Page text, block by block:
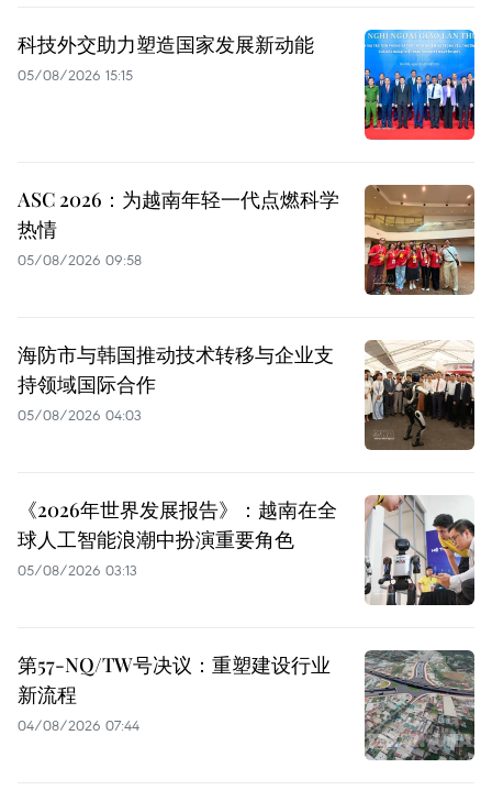
科技外交助力塑造国家发展新动能
05/08/2026 15:15
ASC 2026：为越南年轻一代点燃科学
热情
05/08/2026 09:58
海防市与韩国推动技术转移与企业支
持领域国际合作
05/08/2026 04:03
《2026年世界发展报告》：越南在全
球人工智能浪潮中扮演重要角色
05/08/2026 03:13
第57-NQ/TW号决议：重塑建设行业
新流程
04/08/2026 07:44